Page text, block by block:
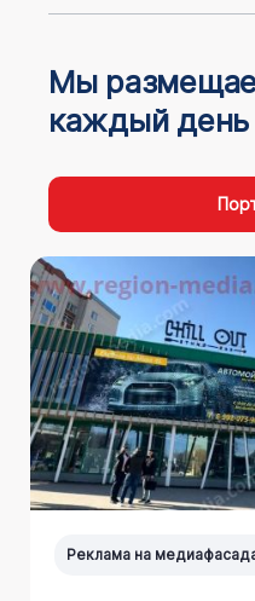
Мы
каждый день
Реклама на